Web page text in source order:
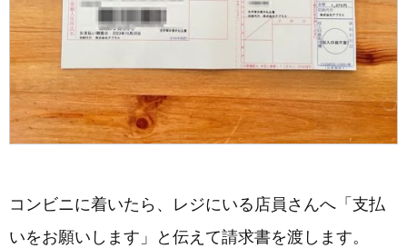
コンビニに着いたら、レジにいる店員さんへ「支払
いをお願いします」と伝えて請求書を渡します。